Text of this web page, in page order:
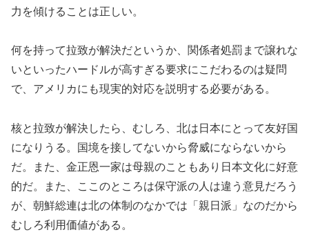
力を傾けることは正しい。
何を持って拉致が解決だというか、関係者処罰まで譲れな
いといったハードルが高すぎる要求にこだわるのは疑問
で、アメリカにも現実的対応を説明する必要がある。
核と拉致が解決したら、むしろ、北は日本にとって友好国
になりうる。国境を接してないから脅威にならないから
だ。また、金正恩一家は母親のこともあり日本文化に好意
的だ。また、ここのところは保守派の人は違う意見だろう
が、朝鮮総連は北の体制のなかでは「親日派」なのだから
むしろ利用価値がある。